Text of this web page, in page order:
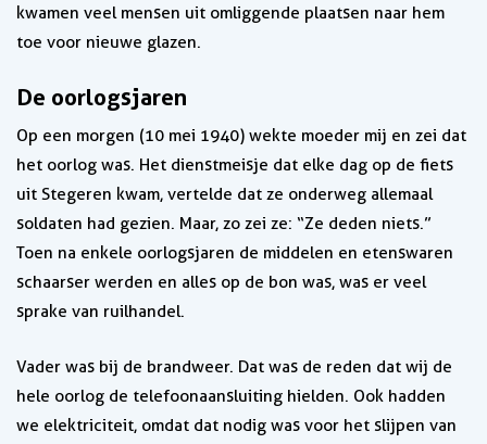
kwamen veel mensen uit omliggende plaatsen naar hem
toe voor nieuwe glazen.
De oorlogsjaren
Op een morgen (10 mei 1940) wekte moeder mij en zei dat
het oorlog was. Het dienstmeisje dat elke dag op de fiets
uit Stegeren kwam, vertelde dat ze onderweg allemaal
soldaten had gezien. Maar, zo zei ze: “Ze deden niets.”
Toen na enkele oorlogsjaren de middelen en etenswaren
schaarser werden en alles op de bon was, was er veel
sprake van ruilhandel.
Vader was bij de brandweer. Dat was de reden dat wij de
hele oorlog de telefoonaansluiting hielden. Ook hadden
we elektriciteit, omdat dat nodig was voor het slijpen van